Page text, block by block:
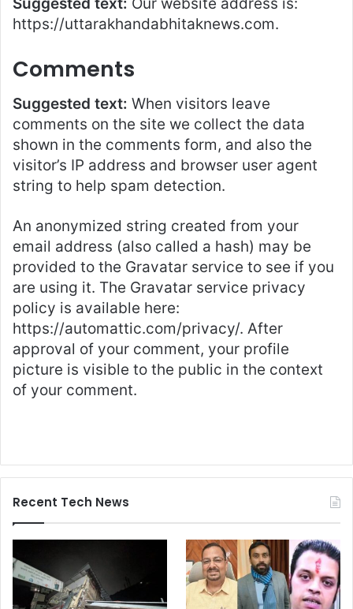
https://uttarakhandabhitaknews.com.
Comments
Suggested text: When visitors leave
comments on the site we collect the data
shown in the comments form, and also the
visitor’s IP address and browser user agent
string to help spam detection.
An anonymized string created from your
email address (also called a hash) may be
provided to the Gravatar service to see if you
are using it. The Gravatar service privacy
policy is available here:
https://automattic.com/privacy/. After
approval of your comment, your profile
picture is visible to the public in the context
of your comment.
Recent Tech News